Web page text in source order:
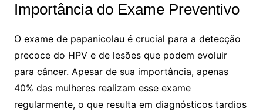
Importância do Exame Preventivo
O exame de papanicolau é crucial para a detecção
precoce do HPV e de lesões que podem evoluir
para câncer. Apesar de sua importância, apenas
40% das mulheres realizam esse exame
regularmente, o que resulta em diagnósticos tardios